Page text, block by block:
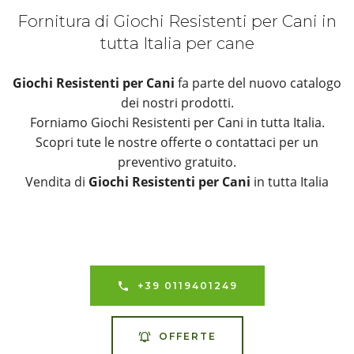
Fornitura di Giochi Resistenti per Cani in
tutta Italia per cane
Giochi Resistenti per Cani fa parte del nuovo catalogo
dei nostri prodotti.
Forniamo Giochi Resistenti per Cani in tutta Italia.
Scopri tute le nostre offerte o contattaci per un
preventivo gratuito.
Vendita di Giochi Resistenti per Cani in tutta Italia
+39 0119401249
OFFERTE